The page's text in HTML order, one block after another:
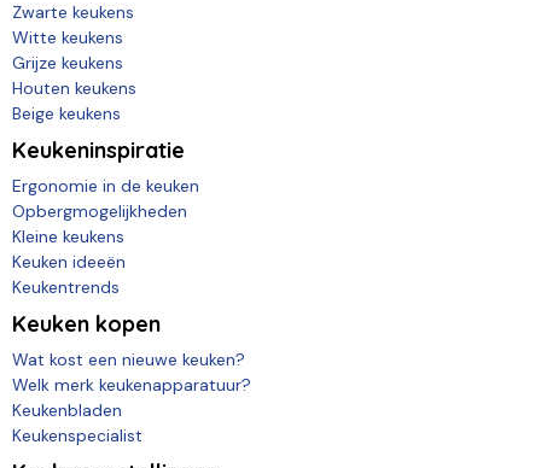
Zwarte keukens
Witte keukens
Grijze keukens
Houten keukens
Beige keukens
Keukeninspiratie
Ergonomie in de keuken
Opbergmogelijkheden
Kleine keukens
Keuken ideeën
Keukentrends
Keuken kopen
Wat kost een nieuwe keuken?
Welk merk keukenapparatuur?
Keukenbladen
Keukenspecialist